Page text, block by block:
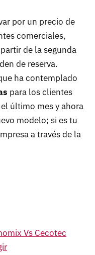
por un precio de
comerciales,
de la segunda
de reserva.
ha contemplado
para los clientes
último mes y ahora
modelo; si es tu
a través de la
Vs Cecotec